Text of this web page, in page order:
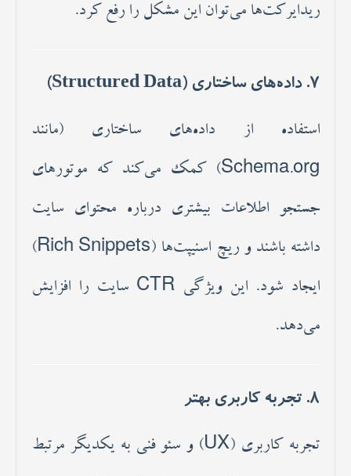
ریدایرکت‌ها می‌توان این مشکل را رفع کرد.
استفاده از داده‌های ساختاری (مانند
Schema.org) کمک می‌کند که موتورهای
جستجو اطلاعات بیشتری درباره محتوای سایت
داشته باشند و ریچ اسنیپت‌ها (Rich Snippets)
ایجاد شود. این ویژگی CTR سایت را افزایش
می‌دهد.
تجربه کاربری (UX) و سئو فنی به یکدیگر مرتبط